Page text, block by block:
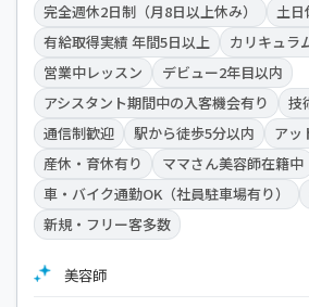
完全週休2日制（月8日以上休み）
土日
有給取得実績 年間5日以上
カリキュラ
営業中レッスン
デビュー2年目以内
アシスタント期間中の入客機会有り
技
通信制歓迎
駅から徒歩5分以内
アッ
産休・育休有り
ママさん美容師在籍中
車・バイク通勤OK（社員駐車場有り）
新規・フリー客多数
美容師